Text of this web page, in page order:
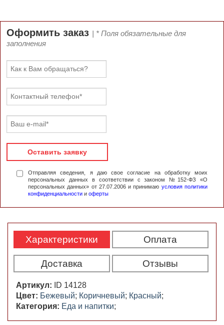
Оформить заказ | * Поля обязательные для
заполнения
Оставить заявку
Отправляя сведения, я даю свое согласие на обработку моих
персональных данных в соответствии с законом №152-ФЗ «О
персональных данных» от 27.07.2006 и принимаю условия политики
конфиденциальности и оферты
Характеристики Оплата
Доставка Отзывы
Артикул:
ID 14128
Цвет: Бежевый; Коричневый; Красный;
Категория: Еда и напитки;